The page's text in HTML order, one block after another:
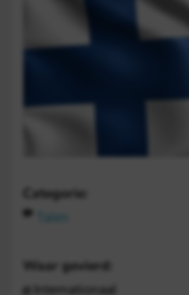
Categorie:
Waar gevierd:
Internationaal